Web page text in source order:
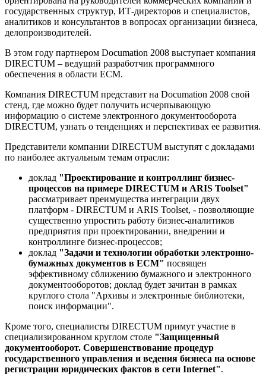
государственных структур, ИТ-директоров и специалистов,
аналитиков и консультантов в вопросах организации бизнеса,
делопроизводителей.
В этом году партнером Documation 2008 выступает компания
DIRECTUM – ведущий разработчик программного
обеспечения в области ECM.
Компания DIRECTUM представит на Documation 2008 свой
стенд, где можно будет получить исчерпывающую
информацию о системе электронного документооборота
DIRECTUM, узнать о тенденциях и перспективах ее развития.
Представители компании DIRECTUM выступят с докладами
по наиболее актуальным темам отрасли:
доклад "Проектирование и контроллинг бизнес-
процессов на примере DIRECTUM и ARIS Toolset"
рассматривает преимущества интеграции двух
платформ - DIRECTUM и ARIS Toolset, - позволяющие
существенно упростить работу бизнес-аналитиков
предприятия при проектировании, внедрении и
контроллинге бизнес-процессов;
доклад "Задачи и технологии обработки электронно-
бумажных документов в ECM" посвящен
эффективному сближению бумажного и электронного
документооборотов; доклад будет зачитан в рамках
круглого стола "Архивы и электронные библиотеки,
поиск информации".
Кроме того, специалисты DIRECTUM примут участие в
специализированном круглом столе "Защищенный
документооборот. Совершенствование процедур
государственного управления и ведения бизнеса на основе
регистрации юридических фактов в сети Internet".